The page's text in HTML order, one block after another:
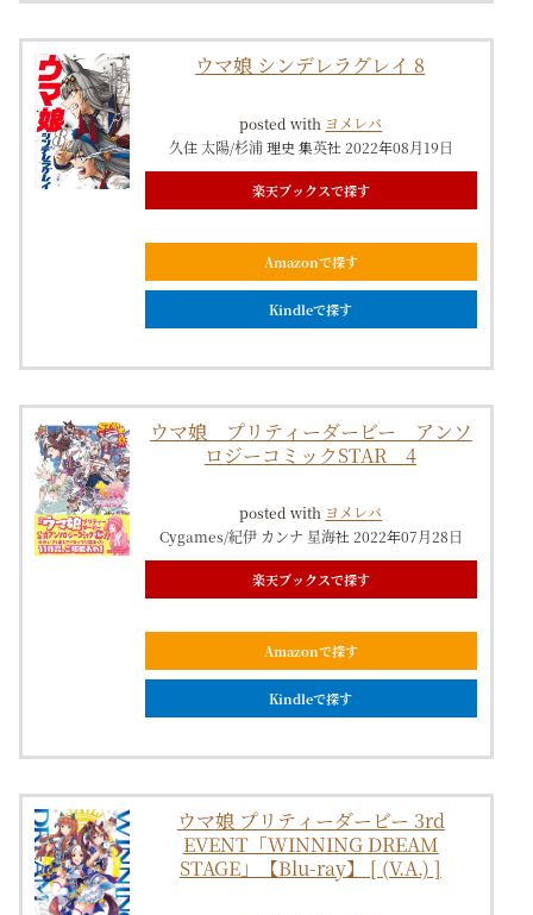
ウマ娘 シンデレラグレイ 8
posted with ヨメレバ
久住 太陽/杉浦 理史 集英社 2022年08月19日
楽天ブックスで探す
Amazonで探す
Kindleで探す
ウマ娘 プリティーダービー アンソ
ロジーコミックSTAR 4
posted with ヨメレバ
Cygames/紀伊 カンナ 星海社 2022年07月28日
楽天ブックスで探す
Amazonで探す
Kindleで探す
ウマ娘 プリティーダービー 3rd
EVENT「WINNING DREAM
STAGE」【Blu-ray】 [ (V.A.) ]